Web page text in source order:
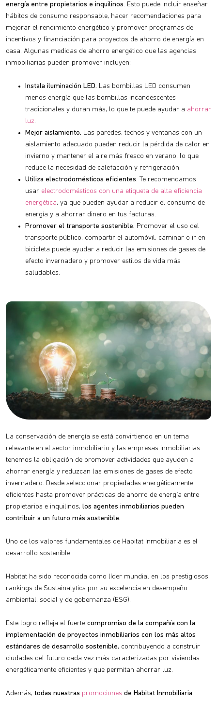
energía entre propietarios e inquilinos. Esto puede incluir enseñar
hábitos de consumo responsable, hacer recomendaciones para
mejorar el rendimiento energético y promover programas de
incentivos y financiación para proyectos de ahorro de energía en
casa. Algunas medidas de ahorro energético que las agencias
inmobiliarias pueden promover incluyen:
Instala iluminación LED. Las bombillas LED consumen
menos energía que las bombillas incandescentes
tradicionales y duran más, lo que te puede ayudar a ahorrar
luz.
Mejor aislamiento. Las paredes, techos y ventanas con un
aislamiento adecuado pueden reducir la pérdida de calor en
invierno y mantener el aire más fresco en verano, lo que
reduce la necesidad de calefacción y refrigeración.
Utiliza electrodomésticos eficientes. Te recomendamos
usar electrodomésticos con una etiqueta de alta eficiencia
energética, ya que pueden ayudar a reducir el consumo de
energía y a ahorrar dinero en tus facturas.
Promover el transporte sostenible. Promover el uso del
transporte público, compartir el automóvil, caminar o ir en
bicicleta puede ayudar a reducir las emisiones de gases de
efecto invernadero y promover estilos de vida más
saludables.
La conservación de energía se está convirtiendo en un tema
relevante en el sector inmobiliario y las empresas inmobiliarias
tenemos la obligación de promover actividades que ayuden a
ahorrar energía y reduzcan las emisiones de gases de efecto
invernadero. Desde seleccionar propiedades energéticamente
eficientes hasta promover prácticas de ahorro de energía entre
propietarios e inquilinos, los agentes inmobiliarios pueden
contribuir a un futuro más sostenible.
Uno de los valores fundamentales de Habitat Inmobiliaria es el
desarrollo sostenible.
Habitat ha sido reconocida como líder mundial en los prestigiosos
rankings de Sustainalytics por su excelencia en desempeño
ambiental, social y de gobernanza (ESG).
Este logro refleja el fuerte compromiso de la compañía con la
implementación de proyectos inmobiliarios con los más altos
estándares de desarrollo sostenible, contribuyendo a construir
ciudades del futuro cada vez más caracterizadas por viviendas
energéticamente eficientes y que permitan ahorrar luz.
Además, todas nuestras promociones de Habitat Inmobiliaria